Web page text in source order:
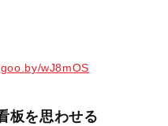
wJ8mOS
板を思わせる